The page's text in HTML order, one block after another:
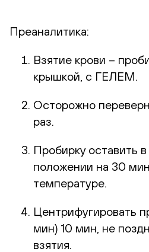
Преаналитика:
Взятие крови –
крышкой, с ГЕЛЕМ.
Осторожно
раз.
Пробирку оставить
положении на 30
температуре.
Центрифугировать
мин) 10 мин, не
взятия.